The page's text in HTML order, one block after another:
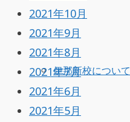
伊那新校について
2021年10月
2021年9月
2021年8月
2021年7月
2021年6月
2021年5月